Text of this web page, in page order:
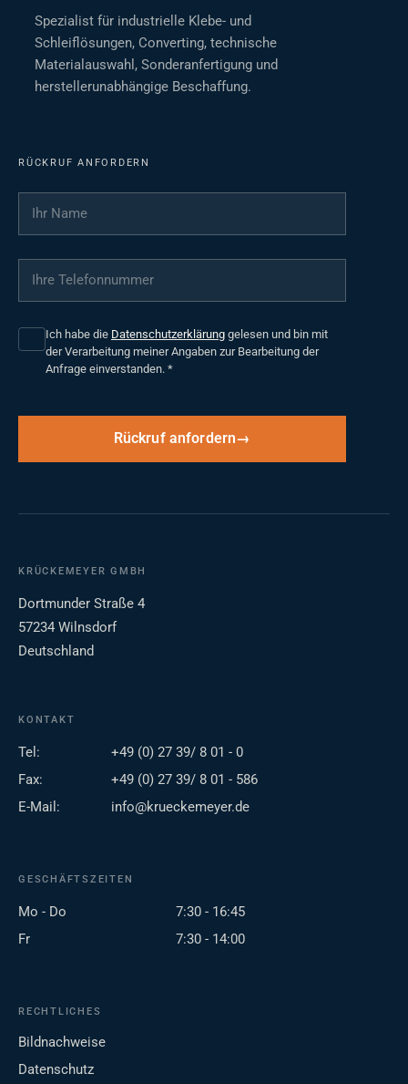
Spezialist für industrielle Klebe- und
Schleiflösungen, Converting, technische
Materialauswahl, Sonderanfertigung und
herstellerunabhängige Beschaffung.
RÜCKRUF ANFORDERN
Ihr Name
Ihre Telefonnummer
Ich habe die Datenschutzerklärung gelesen und bin mit
der Verarbeitung meiner Angaben zur Bearbeitung der
Anfrage einverstanden. *
Rückruf anfordern
KRÜCKEMEYER GMBH
Dortmunder Straße 4
57234 Wilnsdorf
Deutschland
KONTAKT
Tel:
+49 (0) 27 39/ 8 01 - 0
Fax:
+49 (0) 27 39/ 8 01 - 586
E-Mail:
info@krueckemeyer.de
GESCHÄFTSZEITEN
Mo - Do
7:30 - 16:45
Fr
7:30 - 14:00
RECHTLICHES
Bildnachweise
Datenschutz